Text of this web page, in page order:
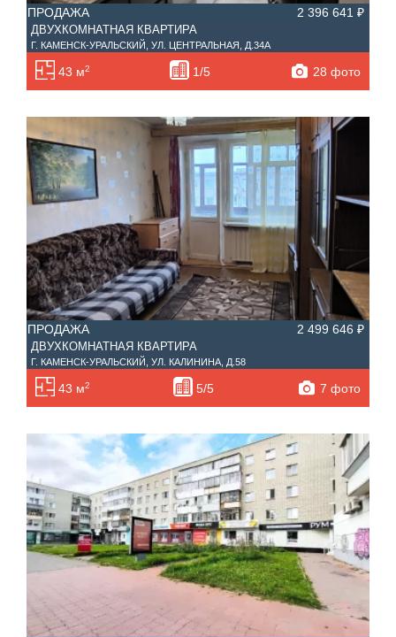
ПРОДАЖА 2 396 641 ₽
ДВУХКОМНАТНАЯ КВАРТИРА
Г. КАМЕНСК-УРАЛЬСКИЙ, УЛ. ЦЕНТРАЛЬНАЯ, Д.34А
43 м2 1/5 28 фото
ПРОДАЖА 2 499 646 ₽
ДВУХКОМНАТНАЯ КВАРТИРА
Г. КАМЕНСК-УРАЛЬСКИЙ, УЛ. КАЛИНИНА, Д.58
43 м2 5/5 7 фото